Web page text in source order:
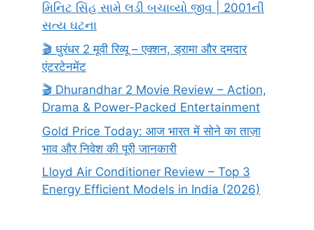
મિનિટ સિંહ સામે લડી બચાવ્યો જીવ | 2001ની
સત્ય ઘટના
🎬 धुरंधर 2 मूवी रिव्यू – एक्शन, ड्रामा और दमदार
एंटरटेनमेंट
🎬 Dhurandhar 2 Movie Review – Action,
Drama & Power-Packed Entertainment
Gold Price Today: आज भारत में सोने का ताज़ा
भाव और निवेश की पूरी जानकारी
Lloyd Air Conditioner Review – Top 3
Energy Efficient Models in India (2026)